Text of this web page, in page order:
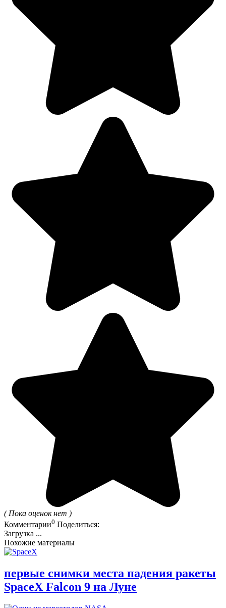
( Пока оценок нет )
Комментарии0 Поделиться:
Загрузка ...
Похожие материалы
первые снимки места падения ракеты
SpaceX Falcon 9 на Луне